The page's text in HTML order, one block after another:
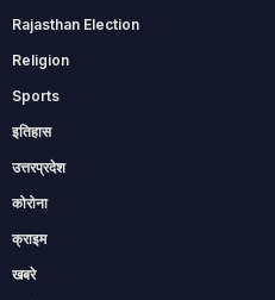
Rajasthan Election
Religion
Sports
इतिहास
उत्तरप्रदेश
कोरोना
क्राइम
खबरे